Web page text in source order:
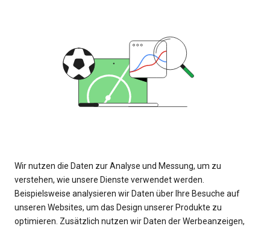
Wir nutzen die Daten zur Analyse und Messung, um zu
verstehen, wie unsere Dienste verwendet werden.
Beispielsweise analysieren wir Daten über Ihre Besuche auf
unseren Websites, um das Design unserer Produkte zu
optimieren. Zusätzlich nutzen wir Daten der Werbeanzeigen,